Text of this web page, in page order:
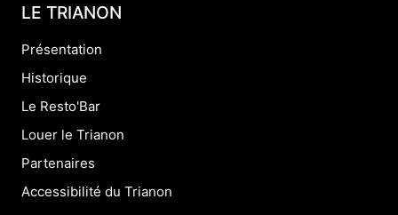
LE TRIANON
Présentation
Historique
Le Resto'Bar
Louer le Trianon
Partenaires
Accessibilité du Trianon